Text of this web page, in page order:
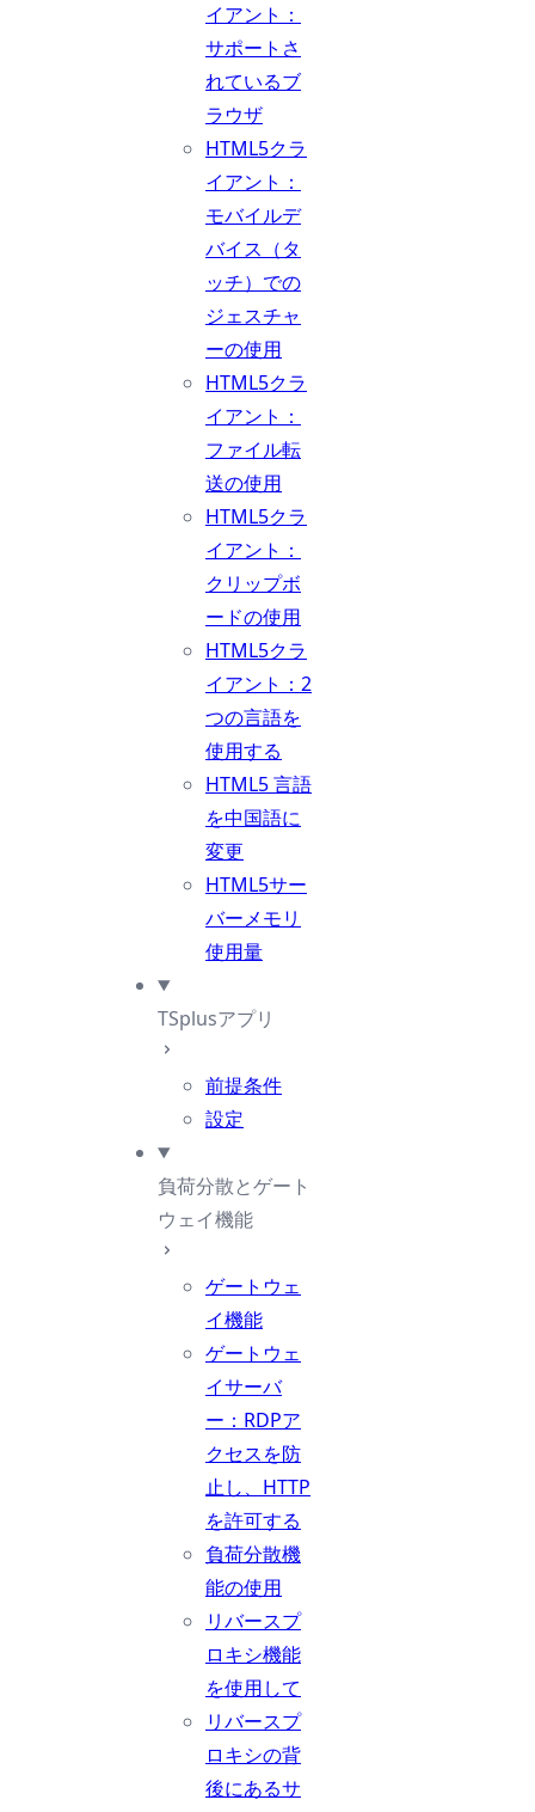
イアント：
サポートさ
れているブ
ラウザ
HTML5クラ
イアント：
モバイルデ
バイス（タ
ッチ）での
ジェスチャ
ーの使用
HTML5クラ
イアント：
ファイル転
送の使用
HTML5クラ
イアント：
クリップボ
ードの使用
HTML5クラ
イアント：2
つの言語を
使用する
HTML5 言語
を中国語に
変更
HTML5サー
バーメモリ
使用量
TSplusアプリ
前提条件
設定
負荷分散とゲート
ウェイ機能
ゲートウェ
イ機能
ゲートウェ
イサーバ
ー：RDPア
クセスを防
止し、HTTP
を許可する
負荷分散機
能の使用
リバースプ
ロキシ機能
を使用して
リバースプ
ロキシの背
後にあるサ